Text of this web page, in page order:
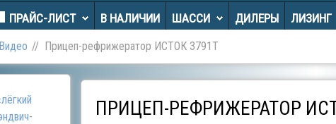
ПРАЙС-ЛИСТ В НАЛИЧИИ ШАССИ ДИЛЕРЫ ЛИЗИНГ
Видео Прицеп-рефрижератор ИСТОК 3791Т
ПРИЦЕП-РЕФРИЖЕРАТОР